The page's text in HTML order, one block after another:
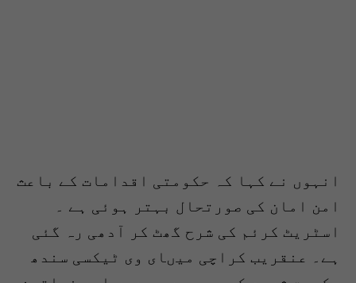
انہوں نے کہا کہ حکومتی اقدامات کے باعث
امن امان کی صورتحال بہتر ہوئی ہے ۔
اسٹریٹ کرئم کی شرح گھٹ کر آدھی رہ گئی
ہے۔ عنقریب کراچی میںای وی ٹیکسی سندھ